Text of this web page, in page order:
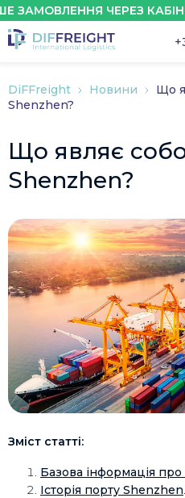
ЧЕРЕЗ КАБІНЕТ
DiFFreight Новини
Що
Shenzhen?
Що являє
Shenzhen?
Зміст статті:
Базова інформація
Історія порту Shenzhen.